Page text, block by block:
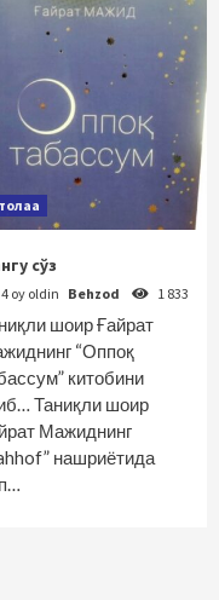
сўз
4 oy oldin Behzod 1 833
шоир Ғайрат
“Оппоқ
китобини
Таниқли шоир
Мажиднинг
нашриётида